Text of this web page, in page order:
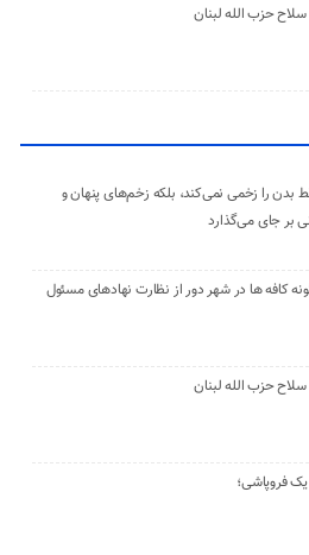
حزب الله لبنان
را زخمی نمی‌کند، بلکه زخم‌های پنهان و
بر جای می‌گذارد
کافه ها در شهر دور از نظارت نهادهای مسئول
حزب الله لبنان
یک فروپاشی؛